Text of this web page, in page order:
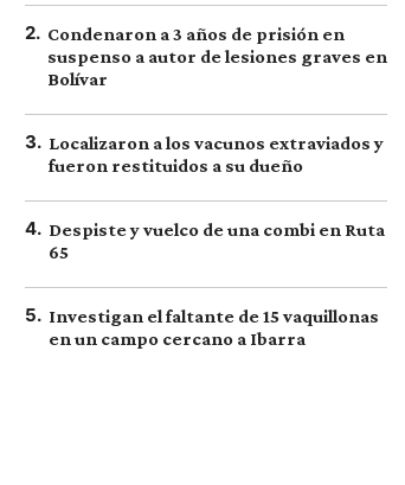
2. Condenaron a 3 años de prisión en
suspenso a autor de lesiones graves en
Bolívar
3. Localizaron a los vacunos extraviados y
fueron restituidos a su dueño
4. Despiste y vuelco de una combi en Ruta
65
5. Investigan el faltante de 15 vaquillonas
en un campo cercano a Ibarra